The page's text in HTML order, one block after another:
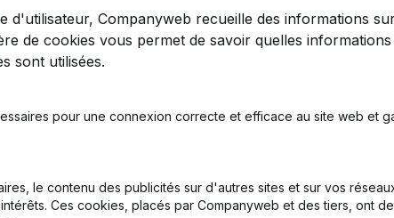
-67,6% €153 155 232,53% €
d'utilisateur, Companyweb recueille des informations
de cookies vous permet de savoir quelles
sont utilisées.
pour une connexion correcte et efficace au site web et
le contenu des publicités sur d'autres sites et sur vos
Ces cookies, placés par Companyweb et des tiers, ont